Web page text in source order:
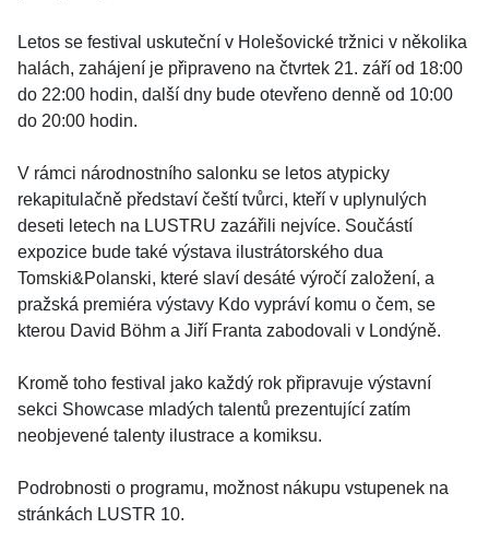
Letos se festival uskuteční v Holešovické tržnici v několika
halách, zahájení je připraveno na čtvrtek 21. září od 18:00
do 22:00 hodin, další dny bude otevřeno denně od 10:00
do 20:00 hodin.
V rámci národnostního salonku se letos atypicky
rekapitulačně představí čeští tvůrci, kteří v uplynulých
deseti letech na LUSTRU zazářili nejvíce. Součástí
expozice bude také výstava ilustrátorského dua
Tomski&Polanski, které slaví desáté výročí založení, a
pražská premiéra výstavy Kdo vypráví komu o čem, se
kterou David Böhm a Jiří Franta zabodovali v Londýně.
Kromě toho festival jako každý rok připravuje výstavní
sekci Showcase mladých talentů prezentující zatím
neobjevené talenty ilustrace a komiksu.
Podrobnosti o programu, možnost nákupu vstupenek na
stránkách LUSTR 10.